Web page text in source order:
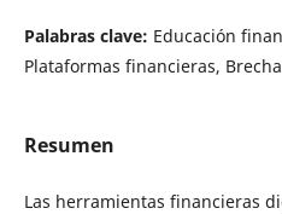
Palabras clave: Educación
Plataformas financieras,
Resumen
Las herramientas financieras